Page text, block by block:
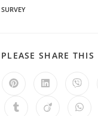
SURVEY
PLEASE SHARE THIS